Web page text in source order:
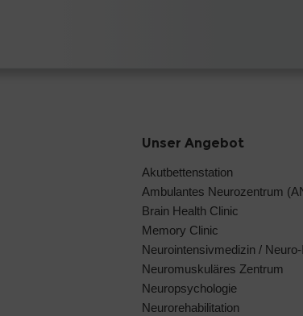
Unser Angebot
Akutbettenstation
Ambulantes Neurozentrum
Brain Health Clinic
Memory Clinic
Neurointensivmedizin /
Neuromuskuläres Zentrum
Neuropsychologie
Neurorehabilitation